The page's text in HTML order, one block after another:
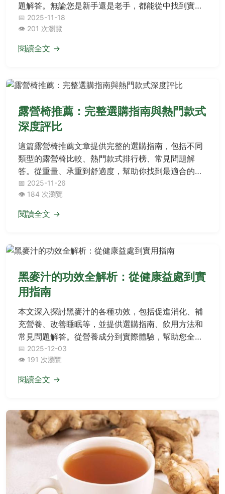
題解答。無論您是新手還是老手，都能從中找到實用
資訊，幫助您充分利用鹽燈的益處，提升生活品質。
📅 2025-11-18
👁️ 201 次瀏覽
閱讀全文 →
露營椅推薦：完整選購指南與熱門款式
深度評比
這篇露營椅推薦文章提供完整的選購指南，包括不同
類型的露營椅比較、熱門款式排行榜、常見問題解
答。從重量、承重到舒適度，幫助你找到最適合的露
營椅，提升露營體驗。內容涵蓋實用建議和個人使用
心得，解決你在決策前後的所有疑問。
📅 2025-11-26
👁️ 184 次瀏覽
閱讀全文 →
黑麥汁的功效全解析：從健康益處到實
用指南
本文深入探討黑麥汁的各種功效，包括促進消化、補
充營養、改善睡眠等，並提供選購指南、飲用方法和
常見問題解答。從營養成分到實際體驗，幫助您全面
了解黑麥汁的益處與注意事項，適合追求健康生活的
讀者參考。
📅 2025-12-03
👁️ 191 次瀏覽
閱讀全文 →